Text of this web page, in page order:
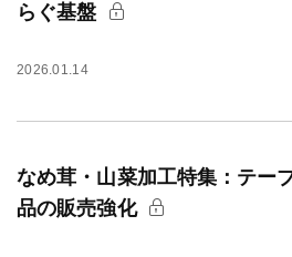
らぐ基盤
2026.01.14
なめ茸・山菜加工特集：テ
品の販売強化